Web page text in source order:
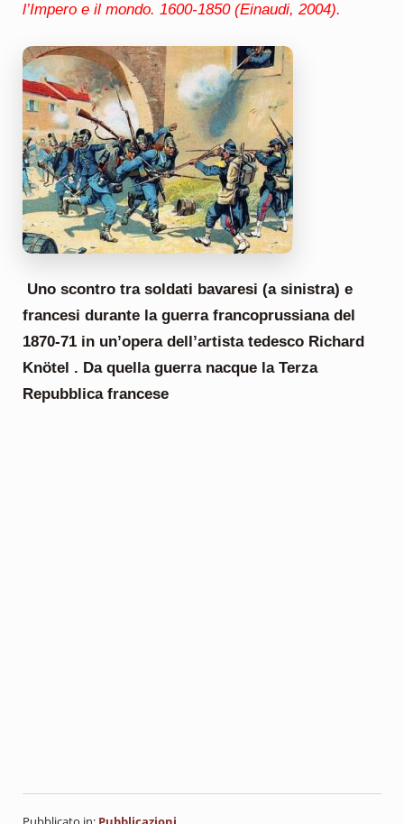
l’Impero e il mondo. 1600-1850 (Einaudi, 2004).
Uno scontro tra soldati bavaresi (a sinistra) e
francesi durante la guerra francoprussiana del
1870-71 in un’opera dell’artista tedesco Richard
Knötel . Da quella guerra nacque la Terza
Repubblica francese